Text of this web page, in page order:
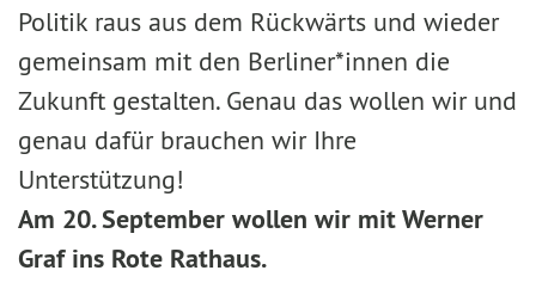
Politik raus aus dem Rückwärts und wieder
gemeinsam mit den Berliner*innen die
Zukunft gestalten. Genau das wollen wir und
genau dafür brauchen wir Ihre
Unterstützung!
Am 20. September wollen wir mit Werner
Graf ins Rote Rathaus.